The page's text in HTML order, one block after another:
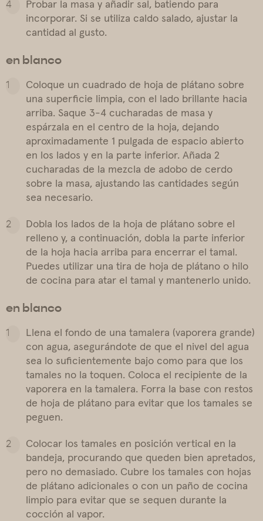
Probar la masa y añadir sal, batiendo para
incorporar. Si se utiliza caldo salado, ajustar la
cantidad al gusto.
en blanco
Coloque un cuadrado de hoja de plátano sobre
una superficie limpia, con el lado brillante hacia
arriba. Saque 3-4 cucharadas de masa y
espárzala en el centro de la hoja, dejando
aproximadamente 1 pulgada de espacio abierto
en los lados y en la parte inferior. Añada 2
cucharadas de la mezcla de adobo de cerdo
sobre la masa, ajustando las cantidades según
sea necesario.
Dobla los lados de la hoja de plátano sobre el
relleno y, a continuación, dobla la parte inferior
de la hoja hacia arriba para encerrar el tamal.
Puedes utilizar una tira de hoja de plátano o hilo
de cocina para atar el tamal y mantenerlo unido.
en blanco
Llena el fondo de una tamalera (vaporera grande)
con agua, asegurándote de que el nivel del agua
sea lo suficientemente bajo como para que los
tamales no la toquen. Coloca el recipiente de la
vaporera en la tamalera. Forra la base con restos
de hoja de plátano para evitar que los tamales se
peguen.
Colocar los tamales en posición vertical en la
bandeja, procurando que queden bien apretados,
pero no demasiado. Cubre los tamales con hojas
de plátano adicionales o con un paño de cocina
limpio para evitar que se sequen durante la
cocción al vapor.